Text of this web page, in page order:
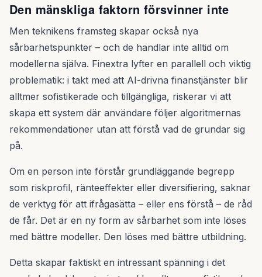
Den mänskliga faktorn försvinner inte
Men teknikens framsteg skapar också nya
sårbarhetspunkter – och de handlar inte alltid om
modellerna själva. Finextra lyfter en parallell och viktig
problematik: i takt med att AI-drivna finanstjänster blir
alltmer sofistikerade och tillgängliga, riskerar vi att
skapa ett system där användare följer algoritmernas
rekommendationer utan att förstå vad de grundar sig
på.
Om en person inte förstår grundläggande begrepp
som riskprofil, ränteeffekter eller diversifiering, saknar
de verktyg för att ifrågasätta – eller ens förstå – de råd
de får. Det är en ny form av sårbarhet som inte löses
med bättre modeller. Den löses med bättre utbildning.
Detta skapar faktiskt en intressant spänning i det